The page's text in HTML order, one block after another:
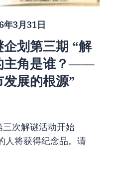
年3月31日
划第三期 “解
主角是谁？——
展的根源”
次解谜活动开始
人将获得纪念品。请